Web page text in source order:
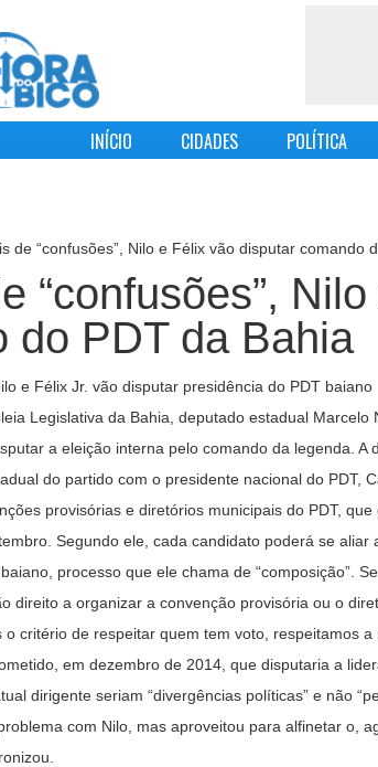
INÍCIO CIDADES POLÍTICA
de “confusões”, Nilo e Félix vão disputar comando
“confusões”,
do PDT da Bahia
Legislativa da Bahia, deputado estadual
a eleição interna pelo comando da legenda.
do partido com o presidente nacional do PDT,
provisórias e diretórios municipais do PDT,
Segundo ele, cada candidato poderá se
processo que ele chama de “composição”.
direito a organizar a convenção provisória ou o
o critério de respeitar quem tem voto, respeitamos
em dezembro de 2014, que disputaria a
dirigente seriam “divergências políticas” e não
com Nilo , mas aproveitou para alfinetar o,